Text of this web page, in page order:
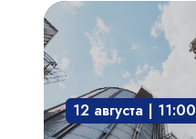
Взрывозащита
технологического
оборудования:
защита
опасного
12 августа | 11:00